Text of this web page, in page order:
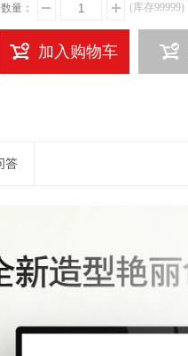
数量： (库存99999)
加入购物车
答